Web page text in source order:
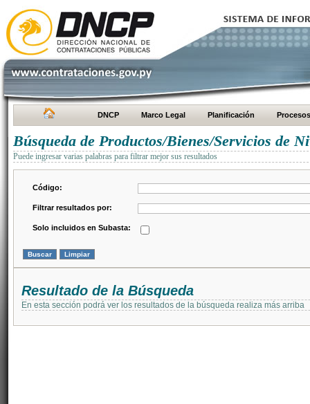
DNCP Marco Legal Planificación Procesos
Búsqueda de Productos/Bienes/Servicios de
Puede ingresar varias palabras para filtrar mejor sus resultados
Código:
Filtrar resultados por:
Solo incluidos en Subasta:
Resultado de la Búsqueda
En esta sección podrá ver los resultados de la búsqueda realiza más arriba